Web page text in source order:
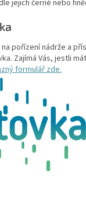
jejich černé nebo
pořízení nádrže a
Zajímá Vás, jestli
formulář zde.